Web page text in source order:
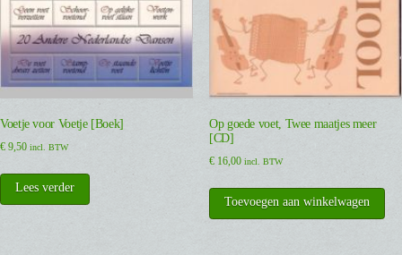
Voetje voor Voetje [Boek]
€ 9,50 incl. BTW
Lees verder
Op goede voet, Twee maatjes meer
[CD]
€16,00 incl. BTW
Toevoegen aan winkelwagen